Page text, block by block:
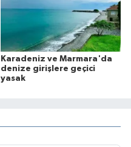
Karadeniz ve Marmara'da
denize girişlere geçici
yasak